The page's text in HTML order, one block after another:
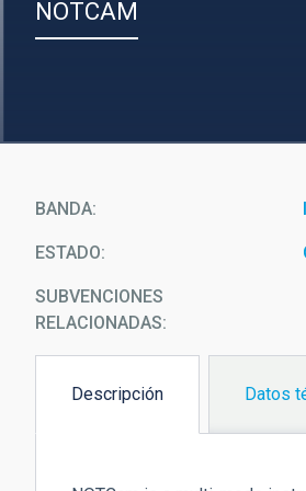
NOTCAM
BANDA
ESTADO
SUBVENCIONES
RELACIONADAS:
Descripción
Datos